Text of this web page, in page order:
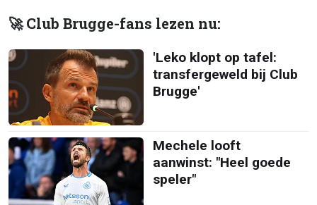
🚀 Club Brugge-fans lezen nu:
'Leko klopt op tafel:
transfergeweld bij Club
Brugge'
Mechele looft
aanwinst: "Heel goede
speler"